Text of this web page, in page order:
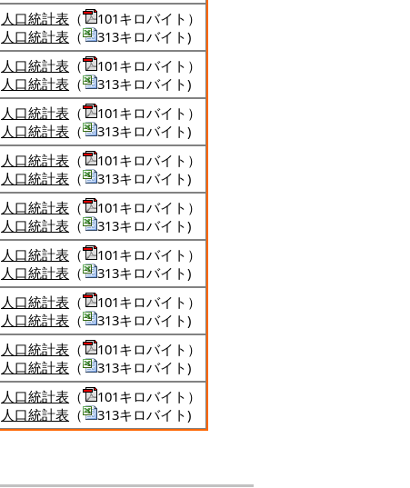
人口統計表 （
101キロバイト）
人口統計表 （ 313キロバイト)
人口統計表 （
101キロバイト）
人口統計表 （ 313キロバイト)
人口統計表 （
101キロバイト）
人口統計表 （ 313キロバイト)
人口統計表 （
101キロバイト）
人口統計表 （ 313キロバイト)
人口統計表 （
101キロバイト）
人口統計表 （ 313キロバイト)
人口統計表 （
101キロバイト）
人口統計表 （ 313キロバイト)
人口統計表 （
101キロバイト）
人口統計表 （ 313キロバイト)
人口統計表 （
101キロバイト）
人口統計表 （ 313キロバイト)
人口統計表 （
101キロバイト）
人口統計表 （ 313キロバイト)